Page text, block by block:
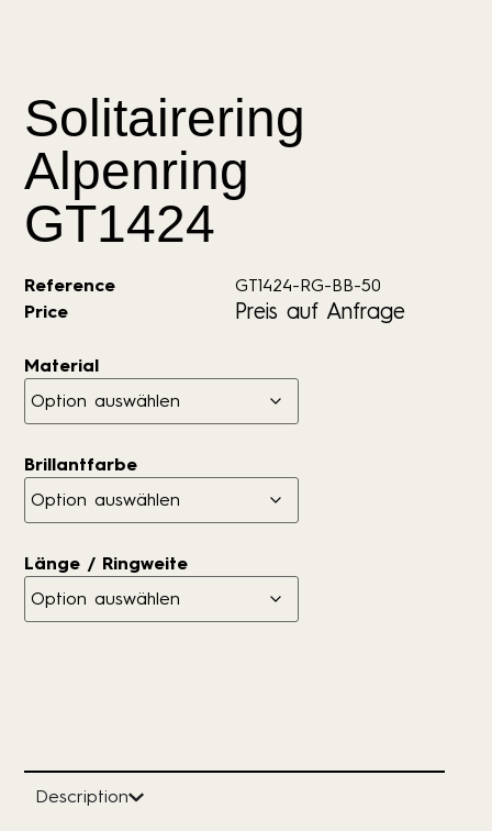
Solitairering
Alpenring
GT1424
Reference
GT1424-RG-BB-50
Price
Preis auf Anfrage
Material
Brillantfarbe
Länge / Ringweite
Description